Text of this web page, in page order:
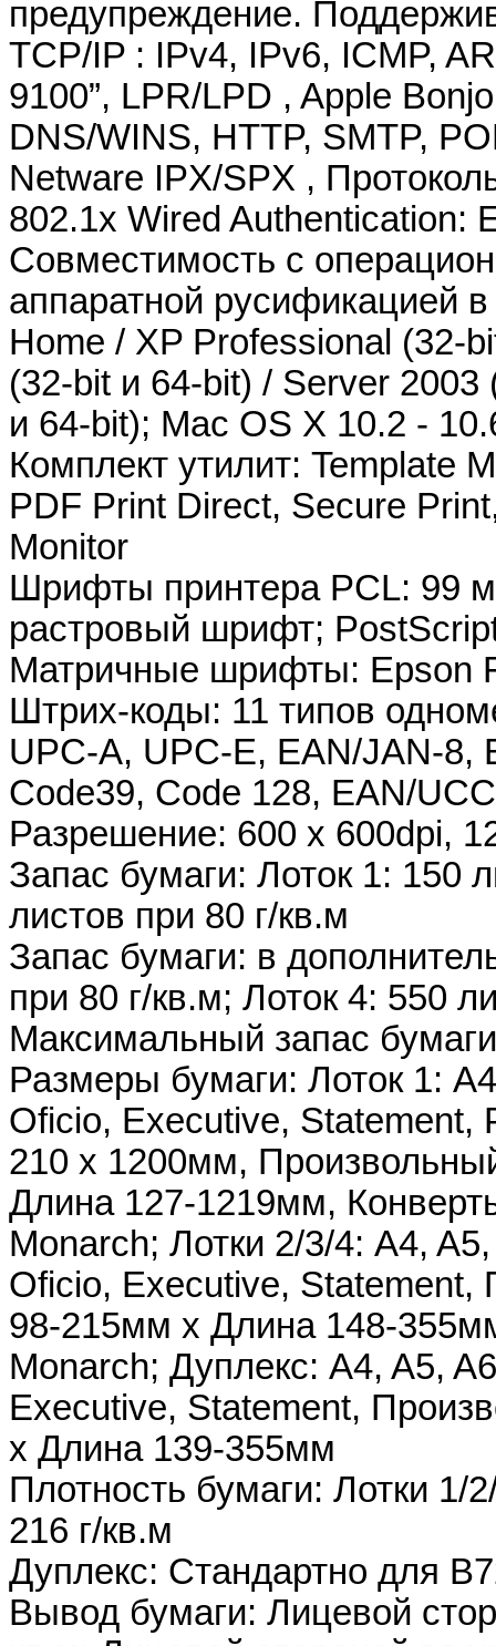
предупреждение.
TCP/IP : IPv4, IPv6, ICMP,
9100”, LPR/LPD , Apple
DNS/WINS, HTTP, SMTP,
Netware IPX/SPX ,
802.1x Wired Authentication:
Совместимость с
аппаратной русификацией
Home / XP Professional (32-
(32-bit и 64-bit) / Server
и 64-bit); Mac OS X 10.2 -
Комплект утилит: Template
PDF Print Direct, Secure
Monitor
Шрифты принтера PCL: 99
растровый шрифт;
Матричные шрифты: Epson
Штрих-коды: 11 типов
UPC-A, UPC-E, EAN/JAN-8,
Code39, Code 128, EAN/
Разрешение: 600 x 600dpi,
Запас бумаги: Лоток 1: 150
листов при 80 г/кв.м
Запас бумаги: в
при 80 г/кв.м; Лоток 4: 550
Максимальный запас
Размеры бумаги: Лоток 1:
Oficio, Executive,
210 x 1200мм,
Длина 127-1219мм,
Monarch; Лотки 2/3/4: A4,
Oficio, Executive,
98-215мм х Длина 148-
Monarch; Дуплекс: A4, A5,
Executive, Statement,
х Длина 139-355мм
Плотность бумаги: Лотки 1/
216 г/кв.м
Дуплекс: Стандартно для
Вывод бумаги: Лицевой